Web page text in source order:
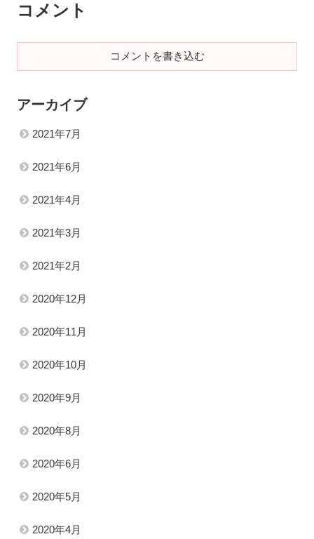
コメント
コメントを書き込む
アーカイブ
2021年7月
2021年6月
2021年4月
2021年3月
2021年2月
2020年12月
2020年11月
2020年10月
2020年9月
2020年8月
2020年6月
2020年5月
2020年4月